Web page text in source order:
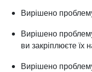
Вирішено
Вирішено
ви закріплюєте їх
Вирішено